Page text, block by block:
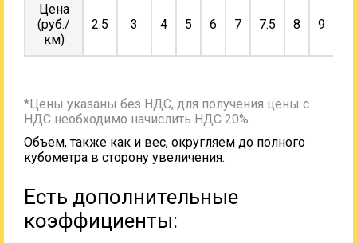
Цена
(руб./
км)
2.5 3 4 5 6 7 7.5 8 9
*Цены указаны без НДС, для получения цены с
НДС необходимо начислить НДС 20%
Объем, также как и вес, округляем до полного
кубометра в сторону увеличения.
Есть дополнительные
коэффициенты: